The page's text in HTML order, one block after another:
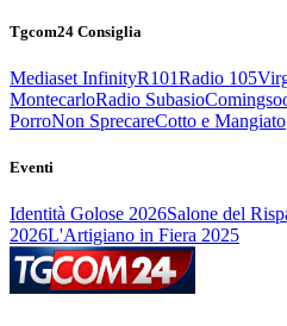
Tgcom24 Consiglia
Mediaset InfinityR101Radio 105
MontecarloRadio Subasio
PorroNon SprecareCotto e Mangiato
Eventi
Identità Golose 2026Salone del
2026L'Artigiano in Fiera 2025